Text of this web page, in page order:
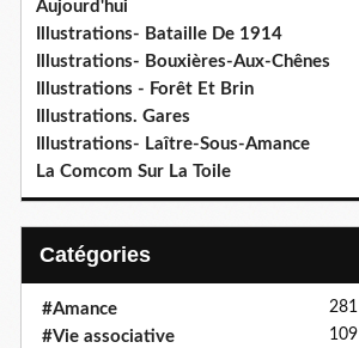
Aujourd'hui
Illustrations- Bataille De 1914
Illustrations- Bouxières-Aux-Chênes
Illustrations - Forêt Et Brin
Illustrations. Gares
Illustrations- Laître-Sous-Amance
La Comcom Sur La Toile
Catégories
#Amance 281
#Vie associative 109